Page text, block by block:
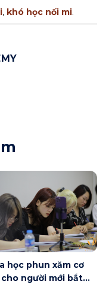
, khó học nối mi.
học phun xăm cơ
người mới bắt